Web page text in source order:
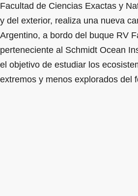
Facultad de Ciencias Exactas y
y del exterior, realiza una nueva
Argentino, a bordo del buque RV
perteneciente al Schmidt Ocean
el objetivo de estudiar los
extremos y menos explorados del